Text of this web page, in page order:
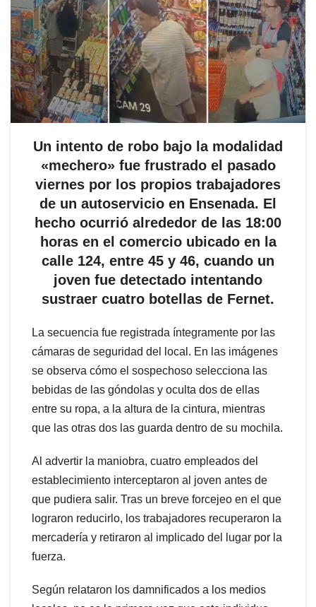
Un intento de robo bajo la modalidad
«mechero» fue frustrado el pasado
viernes por los propios trabajadores
de un autoservicio en Ensenada. El
hecho ocurrió alrededor de las 18:00
horas en el comercio ubicado en la
calle 124, entre 45 y 46, cuando un
joven fue detectado intentando
sustraer cuatro botellas de Fernet.
La secuencia fue registrada íntegramente por las
cámaras de seguridad del local. En las imágenes
se observa cómo el sospechoso selecciona las
bebidas de las góndolas y oculta dos de ellas
entre su ropa, a la altura de la cintura, mientras
que las otras dos las guarda dentro de su mochila.
Al advertir la maniobra, cuatro empleados del
establecimiento interceptaron al joven antes de
que pudiera salir. Tras un breve forcejeo en el que
lograron reducirlo, los trabajadores recuperaron la
mercadería y retiraron al implicado del lugar por la
fuerza.
Según relataron los damnificados a los medios